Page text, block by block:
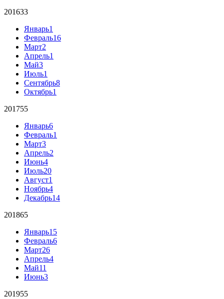
201633
Январь1
Февраль16
Март2
Апрель1
Май3
Июль1
Сентябрь8
Октябрь1
201755
Январь6
Февраль1
Март3
Апрель2
Июнь4
Июль20
Август1
Ноябрь4
Декабрь14
201865
Январь15
Февраль6
Март26
Апрель4
Май11
Июнь3
201955